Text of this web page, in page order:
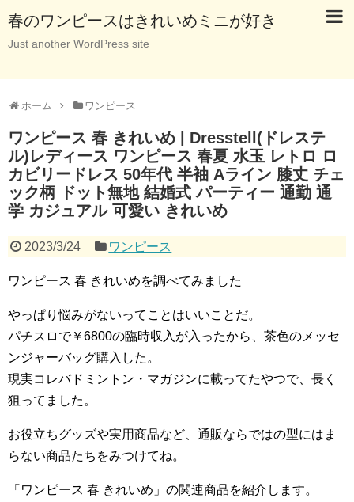
春のワンピースはきれいめミニが好き
Just another WordPress site
ホーム ワンピース
ワンピース 春 きれいめ | Dresstell(ドレステ
ル)レディース ワンピース 春夏 水玉 レトロ ロ
カビリードレス 50年代 半袖 Aライン 膝丈 チェ
ック柄 ドット無地 結婚式 パーティー 通勤 通
学 カジュアル 可愛い きれいめ
2023/3/24 ワンピース
ワンピース 春 きれいめを調べてみました
やっぱり悩みがないってことはいいことだ。
パチスロで￥6800の臨時収入が入ったから、茶色のメッセ
ンジャーバッグ購入した。
現実コレバドミントン・マガジンに載ってたやつで、長く
狙ってました。
お役立ちグッズや実用商品など、通販ならではの型にはま
らない商品たちをみつけてね。
「ワンピース 春 きれいめ」の関連商品を紹介します。